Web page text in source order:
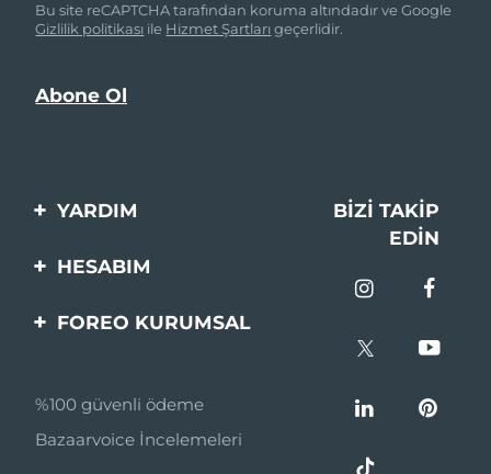
Bu site reCAPTCHA tarafından koruma altındadır ve Google
Gizlilik politikası ile Hizmet Şartlarıgeçerlidir.
YARDIM
Bi̇zi̇mle İleti̇şi̇me Geçi̇n
BIZI TAKIP
EDIN
HESABIM
Ürün Kaydı
FOREO KURUMSAL
Ortaklik Programi
Ortaklık haberleri
%100 güvenli ödeme
Bazaarvoice İncelemeleri